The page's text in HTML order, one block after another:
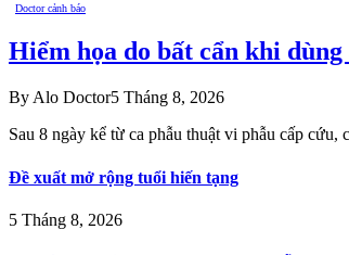
Doctor cảnh báo
Hiểm họa do bất cẩn khi dùng
By Alo Doctor5 Tháng 8, 2026
Sau 8 ngày kể từ ca phẫu thuật vi phẫu cấp
Đề xuất mở rộng tuổi hiến tạng
5 Tháng 8, 2026